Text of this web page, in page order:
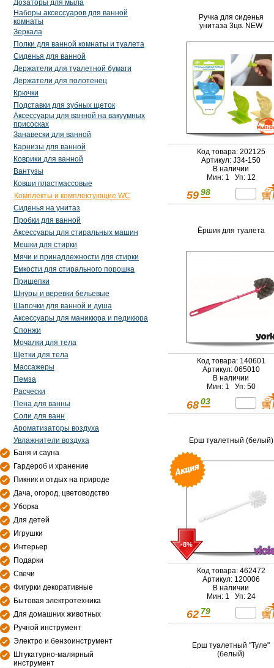
Дозаторы для мыла
Наборы аксессуаров для ванной
комнаты
Зеркала
Полки для ванной комнаты и туалета
Сиденья для ванной
Держатели для туалетной бумаги
Держатели для полотенец
Крючки
Подставки для зубных щеток
Аксессуары для ванной на вакуумных
присосках
Занавески для ванной
Карнизы для ванной
Коврики для ванной
Вантузы
Ковши пластмассовые
Комплекты и комплектующие WC
Сиденья на унитаз
Пробки для ванной
Аксессуары для стиральных машин
Мешки для стирки
Мячи и принадлежности для стирки
Емкости для стирального порошка
Прищепки
Шнуры и веревки бельевые
Шапочки для ванной и душа
Аксессуары для маникюра и педикюра
Спонжи
Мочалки для тела
Щетки для тела
Массажеры
Пемза
Расчески
Пена для ванны
Соли для ванн
Ароматизаторы воздуха
Увлажнители воздуха
Баня и сауна
Гардероб и хранение
Пикник и отдых на природе
Дача, огород, цветоводство
Уборка
Для детей
Игрушки
Интерьер
Подарки
Свечи
Фигурки декоративные
Бытовая электротехника
Для домашних животных
Ручной инструмент
Электро и бензоинструмент
Штукатурно-малярный
инструмент
Ручка для сиденья
унитаза 3цв. NEW
Код товара: 202125
Артикул: J34-150
В наличии
Мин: 1 Уп: 12
59 98
Ёршик для туалета
Код товара: 140601
Артикул: 065010
В наличии
Мин: 1 Уп: 50
68 03
Ерш туалетный (белый)
-8%
Код товара: 462472
Артикул: 120006
В наличии
Мин: 1 Уп: 24
62 79
Ерш туалетный "Туле"
(белый)